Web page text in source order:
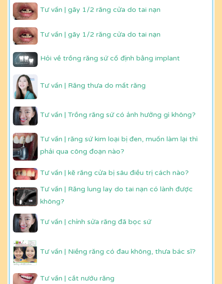
Tư vấn | gãy 1/2 răng cửa do tai nạn
Tư vấn | gãy 1/2 răng cửa do tai nạn
Hỏi về trồng răng sứ cố định bằng implant
Tư vấn | Răng thưa do mất răng
Tư vấn | Trồng răng sứ có ảnh hưởng gì không?
Tư vấn | răng sứ kim loại bị đen, muốn làm lại thì
phải qua công đoạn nào?
Tư vấn | kẽ răng cửa bị sâu điều trị cách nào?
Tư vấn | Răng lung lay do tai nạn có lành được
không?
Tư vấn | chỉnh sửa răng đã bọc sứ
Tư vấn | Niềng răng có đau không, thưa bác sĩ?
Tư vấn | cắt nướu răng